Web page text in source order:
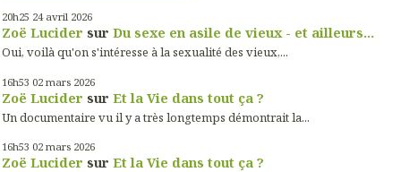
20h25 24 avril 2026
Zoë Lucider sur Du sexe en asile de vieux - et ailleurs...
Oui, voilà qu'on s'intéresse à la sexualité des vieux,...
16h53 02 mars 2026
Zoë Lucider sur Et la Vie dans tout ça ?
Un documentaire vu il y a très longtemps démontrait la...
16h53 02 mars 2026
Zoë Lucider sur Et la Vie dans tout ça ?